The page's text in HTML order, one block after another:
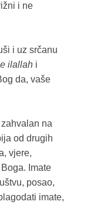
i ne
i uz srčanu
ilallahi
da, vaše
na
od drugih
vjere,
Imate
posao,
imate,